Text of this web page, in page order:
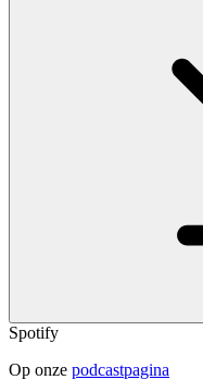
Spotify
Op onze podcastpagina